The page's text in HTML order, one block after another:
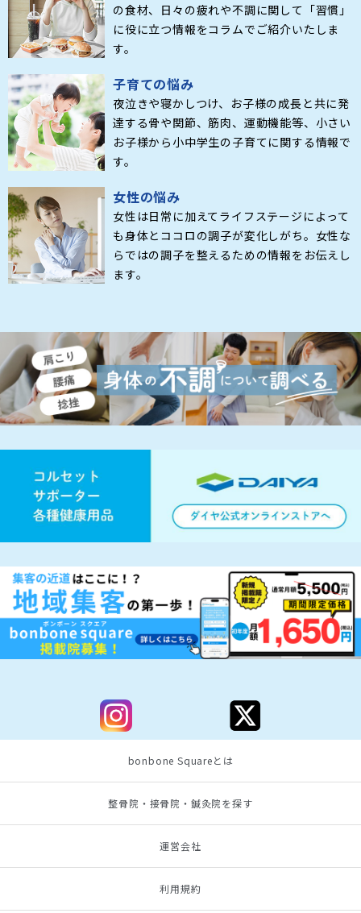
の食材、日々の疲れや不調に関して「習慣」
に役に立つ情報をコラムでご紹介いたしま
す。
子育ての悩み
夜泣きや寝かしつけ、お子様の成長と共に発
達する骨や関節、筋肉、運動機能等、小さい
お子様から小中学生の子育てに関する情報で
す。
女性の悩み
女性は日常に加えてライフステージによって
も身体とココロの調子が変化しがち。女性な
らではの調子を整えるための情報をお伝えし
ます。
bonbone Squareとは
整骨院・接骨院・鍼灸院を探す
運営会社
利用規約